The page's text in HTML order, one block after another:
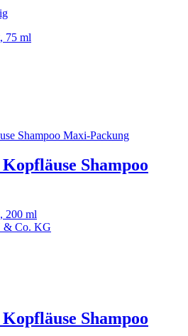
75 ml
Shampoo
200 ml
& Co. KG
Shampoo